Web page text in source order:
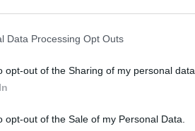
Data Processing Opt Outs
opt-out of the Sharing of my personal data.
opt-out of the Sale of my Personal Data.
velká ropná skvrna z
přírodní rezervaci v